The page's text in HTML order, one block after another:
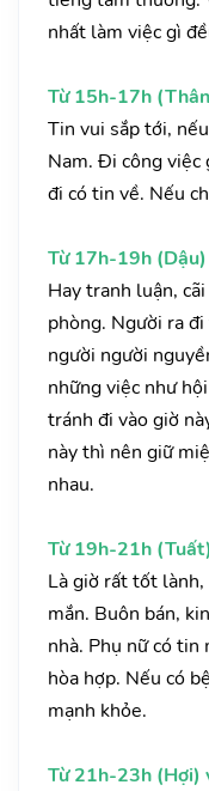
nhất làm việc gì
Từ 15h-17h
Tin vui sắp tới,
Nam. Đi công việc
đi có tin về. Nếu
Từ 17h-19h
Hay tranh luận,
phòng. Người ra
người người
những việc như
tránh đi vào giờ
này thì nên giữ
nhau.
Từ 19h-21h
Là giờ rất tốt
mắn. Buôn bán,
nhà. Phụ nữ có
hòa hợp. Nếu có
mạnh khỏe.
Từ 21h-23h (Hợi)